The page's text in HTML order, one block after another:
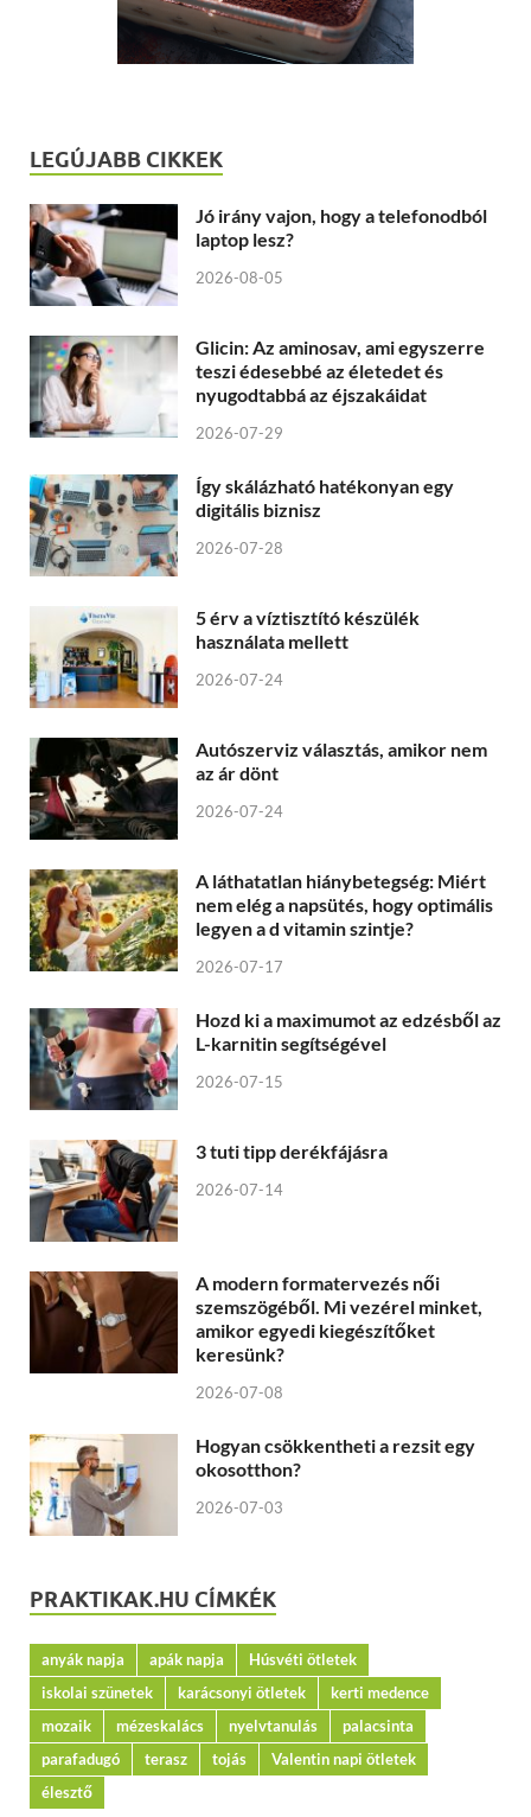
LEGÚJABB CIKKEK
Jó irány vajon, hogy a telefonodból
laptop lesz?
2026-08-05
Glicin: Az aminosav, ami egyszerre
teszi édesebbé az életedet és
nyugodtabbá az éjszakáidat
2026-07-29
Így skálázható hatékonyan egy
digitális biznisz
2026-07-28
5 érv a víztisztító készülék
használata mellett
2026-07-24
Autószerviz választás, amikor nem
az ár dönt
2026-07-24
A láthatatlan hiánybetegség: Miért
nem elég a napsütés, hogy optimális
legyen a d vitamin szintje?
2026-07-17
Hozd ki a maximumot az edzésből az
L-karnitin segítségével
2026-07-15
3 tuti tipp derékfájásra
2026-07-14
A modern formatervezés női
szemszögéből. Mi vezérel minket,
amikor egyedi kiegészítőket
keresünk?
2026-07-08
Hogyan csökkentheti a rezsit egy
okosotthon?
2026-07-03
PRAKTIKAK.HU CÍMKÉK
anyák napja apák napja
Húsvéti ötletek
iskolai szünetek
karácsonyi ötletek
kerti medence
mozaik
mézeskalács nyelvtanulás
palacsinta
parafadugó
terasz tojás
Valentin napi ötletek
élesztő